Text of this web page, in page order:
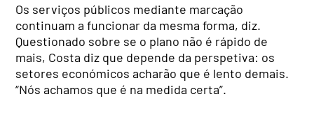
Os serviços públicos mediante marcação
continuam a funcionar da mesma forma, diz.
Questionado sobre se o plano não é rápido de
mais, Costa diz que depende da perspetiva: os
setores económicos acharão que é lento demais.
“Nós achamos que é na medida certa”.